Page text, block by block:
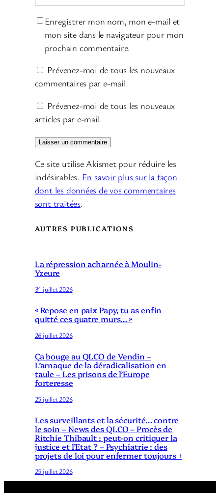
Enregistrer mon nom, mon e-mail et
mon site dans le navigateur pour mon
prochain commentaire.
Prévenez-moi de tous les nouveaux
commentaires par e-mail.
Prévenez-moi de tous les nouveaux
articles par e-mail.
Ce site utilise Akismet pour réduire les
indésirables. En savoir plus sur la façon
dont les données de vos commentaires
sont traitées.
AUTRES PUBLICATIONS
La répression acharnée à Moulin-
Yzeure
31 juillet 2026
« Repose en paix Papy, tu as enfin
quitté ces quatre murs… »
26 juillet 2026
Ça bouge au QLCO de Vendin –
L’arnaque de la déradicalisation en
taule – Les prisons de l’Europe
forteresse
25 juillet 2026
Les surveillants et la sécurité… contre
le soin – News des QLCO – Procès de
Ritchie Thibault : peut-on critiquer la
justice et l’Etat ? – Psychiatrie : des
projets de loi pour enfermer toujours +
25 juillet 2026